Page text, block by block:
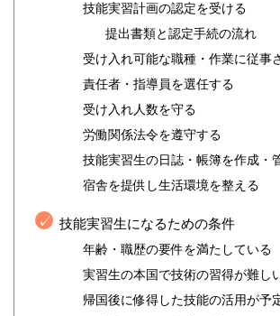
技能実習計画の認定を受ける
提出書類と認定手続の流れ
受け入れ可能な職種・作業に従事
責任者・指導員を選任する
受け入れ人数を守る
労働関係法令を遵守する
技能実習生の日誌・帳簿を作成・
宿舎を提供し生活環境を整える
技能実習生になるための条件
年齢・職歴の要件を満たしている
実習生の本国で技術の習得が難し
帰国後に修得した技能の活用が予